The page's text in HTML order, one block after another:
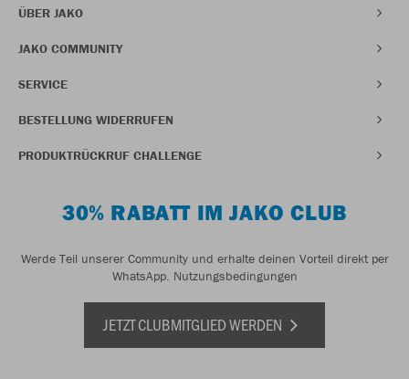
ÜBER JAKO
JAKO COMMUNITY
SERVICE
BESTELLUNG WIDERRUFEN
PRODUKTRÜCKRUF CHALLENGE
30% RABATT IM JAKO CLUB
Werde Teil unserer Community und erhalte deinen Vorteil direkt per
WhatsApp. Nutzungsbedingungen
JETZT CLUBMITGLIED WERDEN